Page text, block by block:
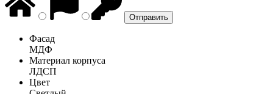
Фасад
МДФ
Материал корпуса
ЛДСП
Цвет